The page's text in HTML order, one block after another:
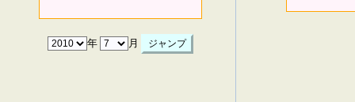
年 月